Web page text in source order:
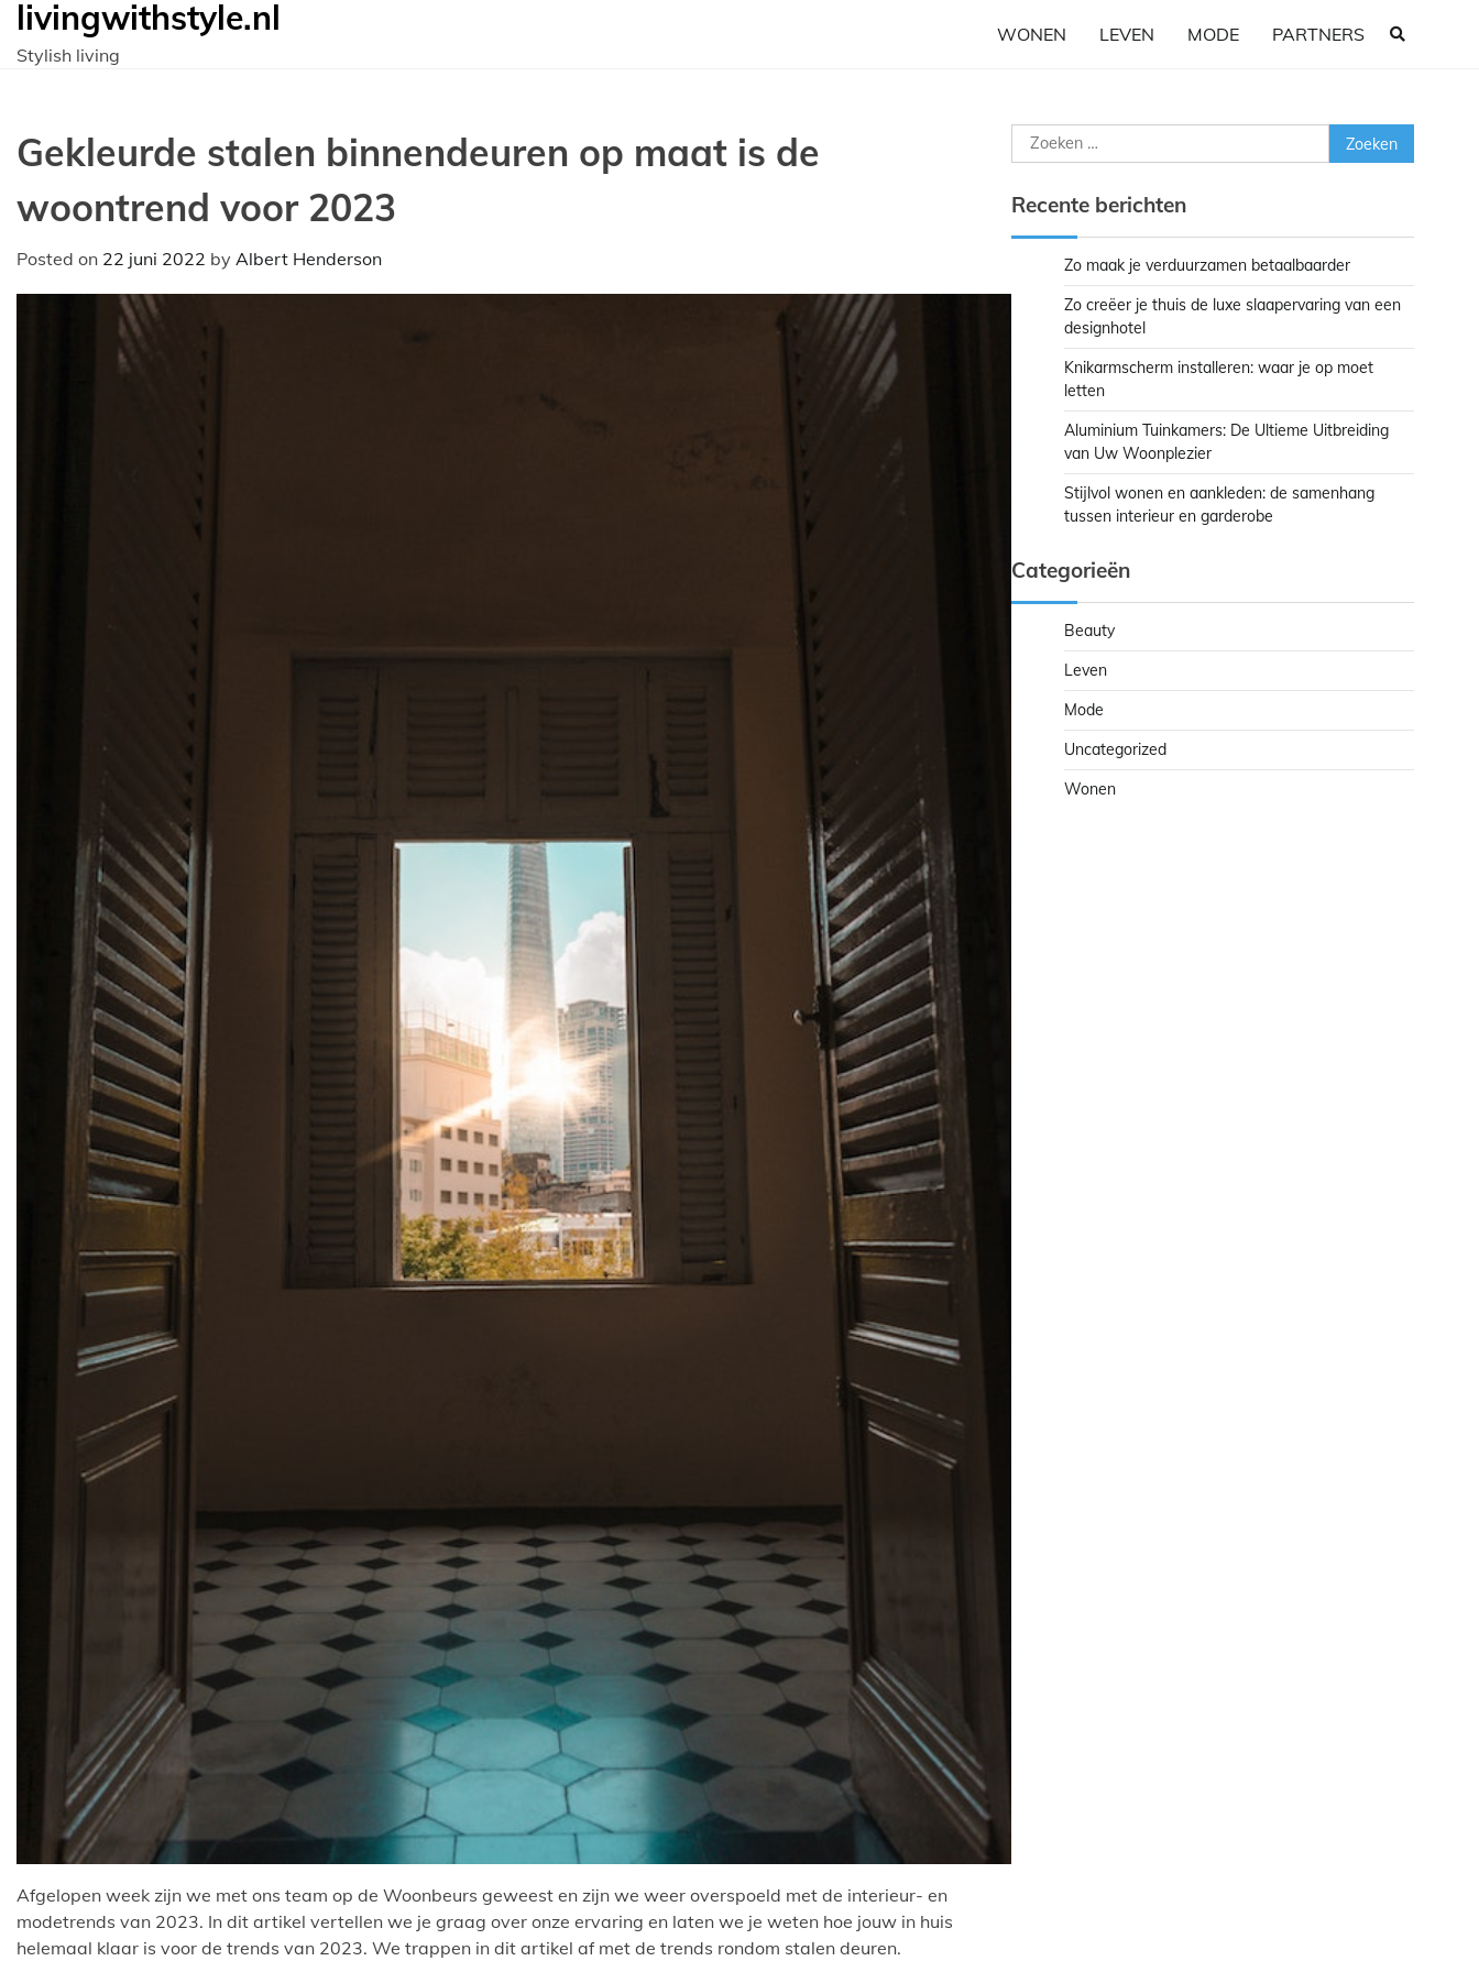
de
livingwithstyle.nl
Stylish living
WONEN LEVEN MODE PARTNERS
Gekleurde stalen binnendeuren op maat is de
woontrend voor 2023
Posted on 22 juni 2022 by Albert Henderson
Afgelopen week zijn we met ons team op de Woonbeurs geweest en zijn we weer overspoeld met de interieur- en
modetrends van 2023. In dit artikel vertellen we je graag over onze ervaring en laten we je weten hoe jouw in huis
helemaal klaar is voor de trends van 2023. We trappen in dit artikel af met de trends rondom stalen deuren.
Zoeken
naar:
Recente berichten
Zo maak je verduurzamen betaalbaarder
Zo creëer je thuis de luxe slaapervaring van een
designhotel
Knikarmscherm installeren: waar je op moet
letten
Aluminium Tuinkamers: De Ultieme Uitbreiding
van Uw Woonplezier
Stijlvol wonen en aankleden: de samenhang
tussen interieur en garderobe
Categorieën
Beauty
Leven
Mode
Uncategorized
Wonen